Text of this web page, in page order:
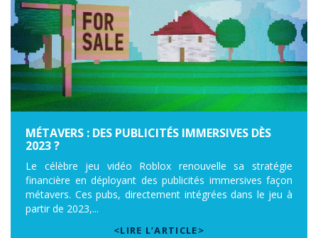
MÉTAVERS : DES PUBLICITÉS IMMERSIVES DÈS
2023 ?
Le célèbre jeu vidéo Roblox renouvelle sa stratégie
financière en déployant des publicités immersives façon
métavers. Ces pubs, directement intégrées dans le jeu à
partir de 2023,...
<LIRE L’ARTICLE>